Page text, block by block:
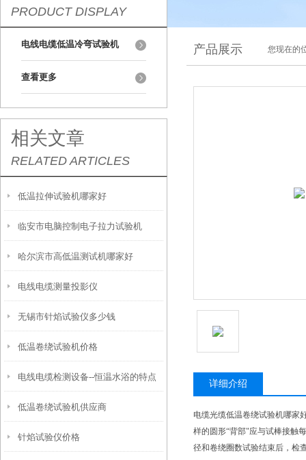
PRODUCT DISPLAY
电线电缆低温冷弯试验机
查看更多
相关文章
RELATED ARTICLES
低温拉伸试验机哪家好
临安市电脑控制电子拉力试验机
哈尔滨市高低温测试机哪家好
电线电缆测量投影仪
无锡市针焰试验仪多少钱
低温卷绕试验机价格
电线电缆检测设备--恒温水浴的特点
用途和维护保养方法
低温卷绕试验机供应商
针焰试验仪价格
产品展示 您现在的
详细介绍
电缆光缆低温卷绕试验机哪家
样的圆形“背部"应与试棒接触
径和卷绕圈数试验结束后，检